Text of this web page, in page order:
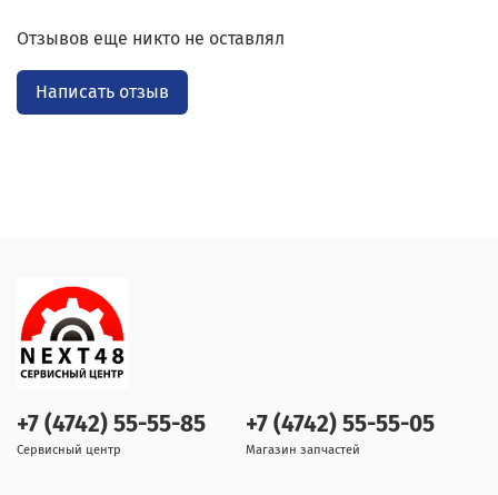
Отзывов еще никто не оставлял
Написать отзыв
+7 (4742) 55-55-85
Сервисный центр
+7 (4742) 55-55-05
Магазин запчастей